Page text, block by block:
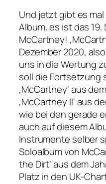
Und jetzt gibt es
Album, es ist das 19.
McCartney!
Dezember 2020,
uns in die Wertung
soll die Fortsetzung
‚McCartney‘ aus
‚McCartney II‘ aus
wie bei den gerade
auch auf diesem
Instrumente selber
Soloalbum von
the Dirt‘ aus dem
Platz in den UK-